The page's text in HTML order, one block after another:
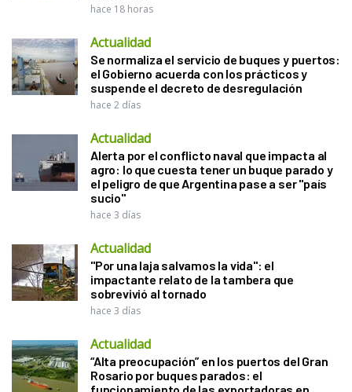
hace 18 horas
Actualidad
Se normaliza el servicio de buques y puertos:
el Gobierno acuerda con los prácticos y
suspende el decreto de desregulación
hace 2 días
Actualidad
Alerta por el conflicto naval que impacta al
agro: lo que cuesta tener un buque parado y
el peligro de que Argentina pase a ser "país
sucio"
hace 3 días
Actualidad
"Por una laja salvamos la vida": el
impactante relato de la tambera que
sobrevivió al tornado
hace 3 días
Actualidad
“Alta preocupación” en los puertos del Gran
Rosario por buques parados: el